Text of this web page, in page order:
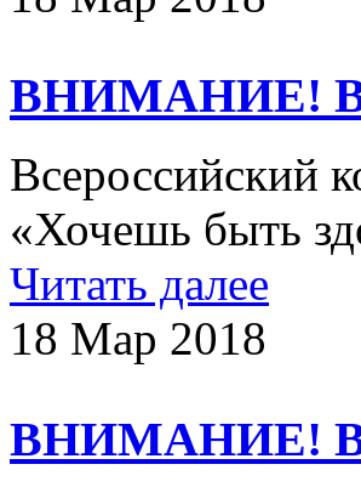
ВНИМАНИЕ!
Всероссийский
«Хочешь быть
Читать далее
18 Мар 2018
ВНИМАНИЕ!